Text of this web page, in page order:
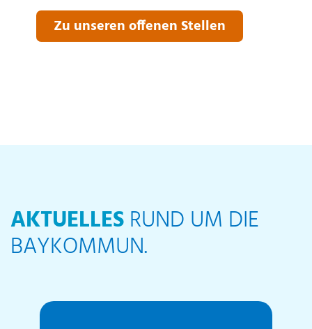
Zu unseren offenen Stellen
AKTUELLESRUND UM DIE
BAYKOMMUN.